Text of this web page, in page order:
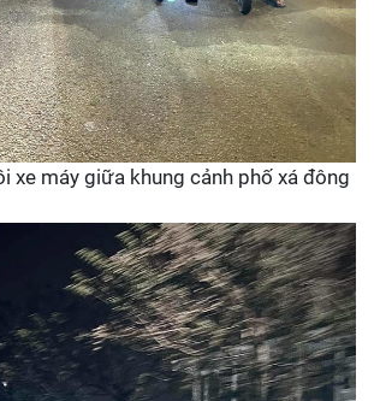
xe máy giữa khung cảnh phố xá đông